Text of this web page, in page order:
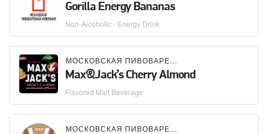
Gorilla Energy Bananas
Non-Alcoholic - Energy Drink
МОСКОВСКАЯ ПИВОВАРЕННАЯ КОМПАНИЯ (МПК)
Max&Jack’s Cherry Almond
Flavored Malt Beverage
МОСКОВСКАЯ ПИВОВАРЕННАЯ КОМПАНИЯ (МПК)